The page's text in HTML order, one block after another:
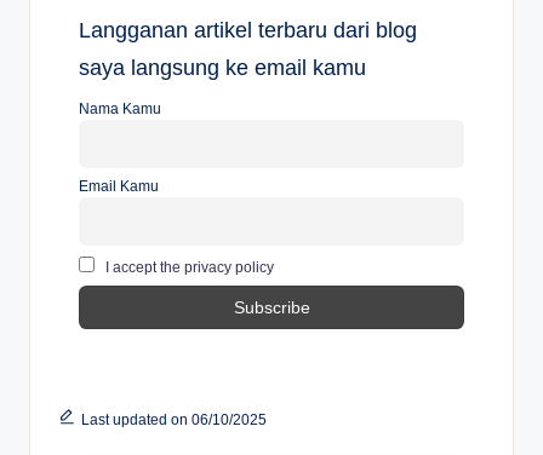
Langganan artikel terbaru dari blog
saya langsung ke email kamu
Nama Kamu
Email Kamu
I accept the privacy policy
Last updated on 06/10/2025